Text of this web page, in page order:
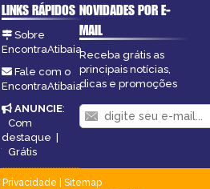
LINKS RÁPIDOS
Sobre
EncontraAtibaia
Fale com o
EncontraAtibaia
ANUNCIE:
Com
destaque |
Grátis
NOVIDADES POR E-
MAIL
Receba grátis as
principais notícias,
dicas e promoções
Privacidade
Sitemap